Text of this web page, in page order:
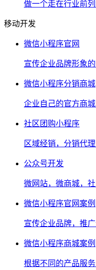
做一个走在行业前
移动开发
微信小程序官网
宣传企业品牌形象
微信小程序分销商城
企业自己的官方商
社区团购小程序
区域经销，分销代
公众号开发
微网站，微商城，
微信小程序官网案例
宣传企业品牌，推
微信小程序商城案例
根据不同的产品服